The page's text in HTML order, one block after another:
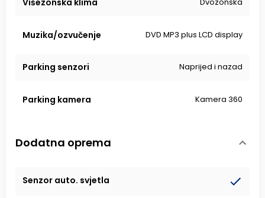
Muzika/ozvučenje DVD MP3 plus LCD display
Parking senzori Naprijed i nazad
Parking kamera Kamera 360
Dodatna oprema
Senzor auto. svjetla